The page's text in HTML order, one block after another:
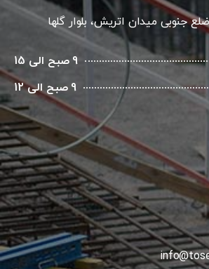
جنوبی میدان اتریش، بلوار گلها
9 صبح الی 15
9 صبح الی 12